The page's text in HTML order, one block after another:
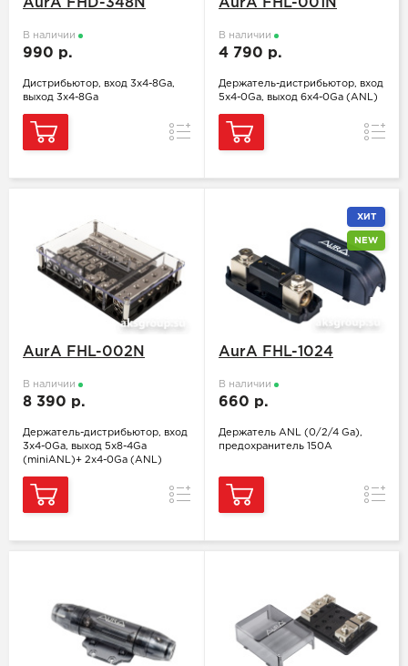
AurA FHD-348N
В наличии
990 р.
Дистрибьютор, вход 3x4-8Ga,
выход 3x4-8Ga
Сравнение
AurA FHL-001N
В наличии
4 790 р.
Держатель-дистрибьютор, вход
5x4-0Ga, выход 6x4-0Ga (ANL)
AurA FHL-002N
В наличии
8 390 р.
Держатель-дистрибьютор, вход
3x4-0Ga, выход 5x8-4Ga
(miniANL)+ 2x4-0Ga (ANL)
Сравнение
ХИТ
NEW
AurA FHL-1024
В наличии
660 р.
Держатель ANL (0/2/4 Ga),
предохранитель 150А